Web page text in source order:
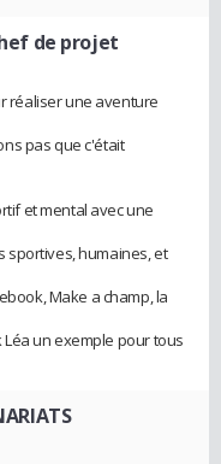
de projet
réaliser une aventure
pas que c'était
et mental avec une
sportives, humaines, et
Make a champ, la
un exemple pour tous